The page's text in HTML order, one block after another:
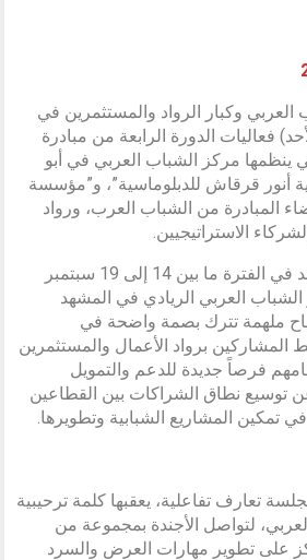
وكبار الرواد والمستثمرين في
فعاليات الدورة الرابعة من مبادرة
ينظمها مركز الشباب العربي في أبو
أنور قرقاش للدبلوماسية”، و”مؤسسة
المبادرة من الشباب العرب، ورواد
الاستراتيجيين.
وتهدف المبادرة، التي تعقد في الفترة ما بين 14 إلى 19 سبتمبر
العربي الريادي في المشهد
ملهمة تترك بصمة واضحة في
المشاركين برواد الأعمال والمستثمرين
فرصاً جديدة للدعم والتمويل
توسيع نطاق الشراكات بين القطاعين
تمكين المشاريع الشبابية وتطويرها.
تعارف تفاعلية، يعقبها كلمة ترحيبية
لتواصل الأجندة بمجموعة من
على تطوير مهارات العرض والسرد